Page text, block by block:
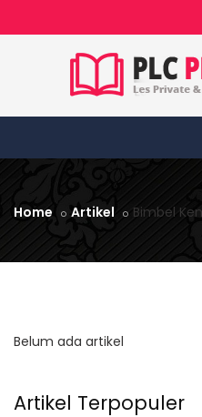
Home Artikel Bimbel
Belum ada artikel
Artikel Terpopuler